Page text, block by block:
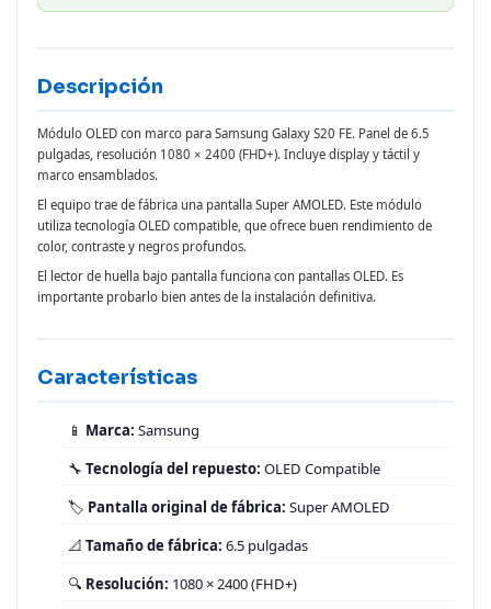
Descripción
Módulo OLED con marco para Samsung Galaxy S20 FE. Panel de 6.5
pulgadas, resolución 1080 × 2400 (FHD+). Incluye display y táctil y
marco ensamblados.
El equipo trae de fábrica una pantalla Super AMOLED. Este módulo
utiliza tecnología OLED compatible, que ofrece buen rendimiento de
color, contraste y negros profundos.
El lector de huella bajo pantalla funciona con pantallas OLED. Es
importante probarlo bien antes de la instalación definitiva.
Características
📱 Marca: Samsung
🔧 Tecnología del repuesto: OLED Compatible
🏷️ Pantalla original de fábrica: Super AMOLED
📐 Tamaño de fábrica: 6.5 pulgadas
🔍 Resolución: 1080 × 2400 (FHD+)